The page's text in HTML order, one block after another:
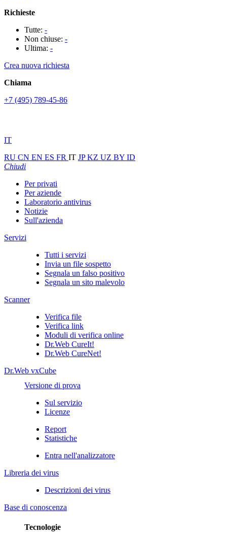
Richieste
Tutte: -
Non chiuse: -
Ultima: -
Crea nuova richiesta
Chiama
+7 (495) 789-45-86
IT
RU CN EN ES FR IT JPKZ UZ BY ID
Chiudi
Per privati
Per aziende
Laboratorio antivirus
Notizie
Sull'azienda
Servizi
Tutti i servizi
Invia un file sospetto
Segnala un falso positivo
Segnala un sito malevolo
Scanner
Verifica file
Verifica link
Moduli di verifica online
Dr.Web CureIt!
Dr.Web CureNet!
Dr.Web vxCube
Versione di prova
Sul servizio
Licenze
Report
Statistiche
Entra nell'analizzatore
Libreria dei virus
Descrizioni dei virus
Base di conoscenza
Tecnologie